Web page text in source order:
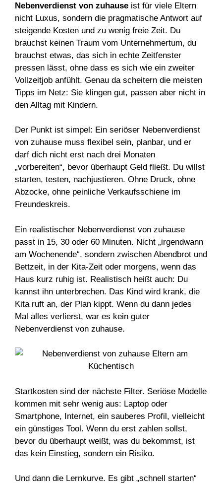
Nebenverdienst von zuhause ist für viele Eltern
nicht Luxus, sondern die pragmatische Antwort auf
steigende Kosten und zu wenig freie Zeit. Du
brauchst keinen Traum vom Unternehmertum, du
brauchst etwas, das sich in echte Zeitfenster
pressen lässt, ohne dass es sich wie ein zweiter
Vollzeitjob anfühlt. Genau da scheitern die meisten
Tipps im Netz: Sie klingen gut, passen aber nicht in
den Alltag mit Kindern.
Der Punkt ist simpel: Ein seriöser Nebenverdienst
von zuhause muss flexibel sein, planbar, und er
darf dich nicht erst nach drei Monaten
„vorbereiten“, bevor überhaupt Geld fließt. Du willst
starten, testen, nachjustieren. Ohne Druck, ohne
Abzocke, ohne peinliche Verkaufsschiene im
Freundeskreis.
Ein realistischer Nebenverdienst von zuhause
passt in 15, 30 oder 60 Minuten. Nicht „irgendwann
am Wochenende“, sondern zwischen Abendbrot und
Bettzeit, in der Kita-Zeit oder morgens, wenn das
Haus kurz ruhig ist. Realistisch heißt auch: Du
kannst ihn unterbrechen. Das Kind wird krank, die
Kita ruft an, der Plan kippt. Wenn du dann jedes
Mal alles verlierst, war es kein guter
Nebenverdienst von zuhause.
Startkosten sind der nächste Filter. Seriöse Modelle
kommen mit sehr wenig aus: Laptop oder
Smartphone, Internet, ein sauberes Profil, vielleicht
ein günstiges Tool. Wenn du erst zahlen sollst,
bevor du überhaupt weißt, was du bekommst, ist
das kein Einstieg, sondern ein Risiko.
Und dann die Lernkurve. Es gibt „schnell starten“